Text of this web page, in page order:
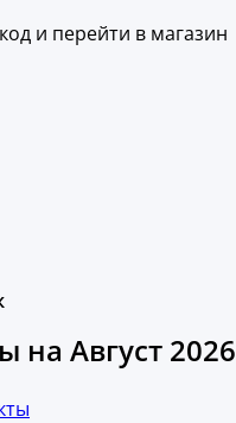
и перейти в магазин
Август 2026